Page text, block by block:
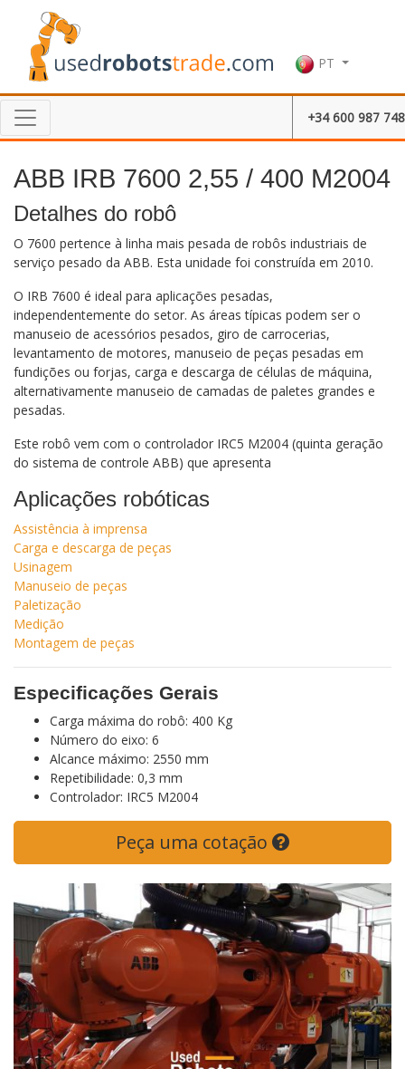
PT
+34 600 987 748
ABB IRB 7600 2,55 / 400 M2004
Detalhes do robô
O 7600 pertence à linha mais pesada de robôs industriais de
serviço pesado da ABB. Esta unidade foi construída em 2010.
O IRB 7600 é ideal para aplicações pesadas,
independentemente do setor. As áreas típicas podem ser o
manuseio de acessórios pesados, giro de carrocerias,
levantamento de motores, manuseio de peças pesadas em
fundições ou forjas, carga e descarga de células de máquina,
alternativamente manuseio de camadas de paletes grandes e
pesadas.
Este robô vem com o controlador IRC5 M2004 (quinta geração
do sistema de controle ABB) que apresenta
Aplicações robóticas
Assistência à imprensa
Carga e descarga de peças
Usinagem
Manuseio de peças
Paletização
Medição
Montagem de peças
Especificações Gerais
Carga máxima do robô: 400 Kg
Número do eixo: 6
Alcance máximo: 2550 mm
Repetibilidade: 0,3 mm
Controlador: IRC5 M2004
Peça uma cotação